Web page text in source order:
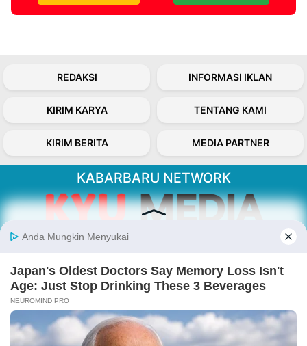
REDAKSI INFORMASI IKLAN
KIRIM KARYA TENTANG KAMI
KIRIM BERITA MEDIA PARTNER
KABARBARU NETWORK
Kabarbaru.co menyajikan berita aktual dan
inspiratif dari sudut pandang berbaik sangka
Follow Kabarbaru